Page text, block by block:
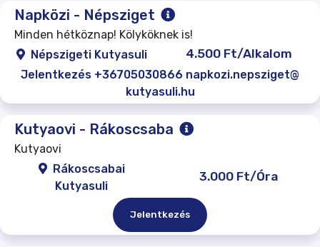
Napközi - Népsziget
Minden hétköznap! Kölyköknek is!
Népszigeti Kutyasuli
4.500 Ft/Alkalom
Jelentkezés +36705030866 napkozi.nepsziget@
kutyasuli.hu
Kutyaovi - Rákoscsaba
Kutyaovi
Rákoscsabai
Kutyasuli
3.000 Ft/Óra
Jelentkezés